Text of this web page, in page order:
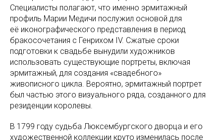
Специалисты полагают, что именно эрмитажный
профиль Марии Медичи послужил основой для
её иконографического представления в период
бракосочетания с Генрихом IV. Сжатые сроки
подготовки к свадьбе вынудили художников
использовать существующие портреты, включая
эрмитажный, для создания «свадебного»
живописного цикла. Вероятно, эрмитажный портрет
был частью этого визуального ряда, созданного для
резиденции королевы.
В 1799 году судьба Люксембургского дворца и его
художественной коллекции круто изменилась после